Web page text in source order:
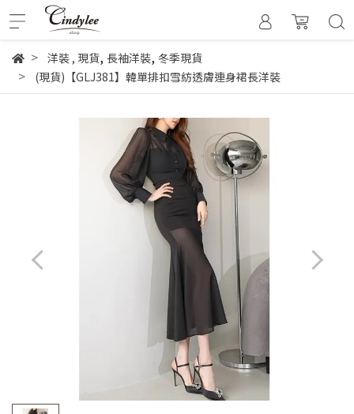
洋裝, 現貨, 長袖洋裝, 冬季現貨
(現貨)【GLJ381】韓單排扣雪紡透膚連身裙長洋裝